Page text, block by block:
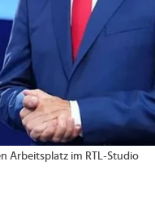
Arbeitsplatz im RTL-Studio